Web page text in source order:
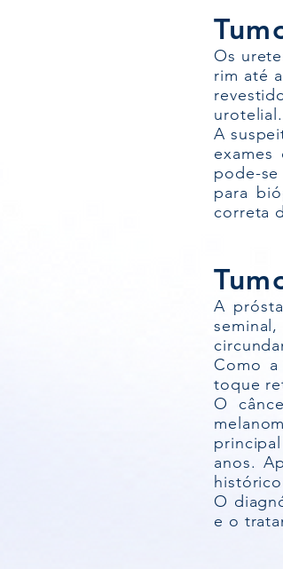
Os
rim até
urotelial.
A
pode-
para
correta
A
Como
toque
O
anos.
O
e o